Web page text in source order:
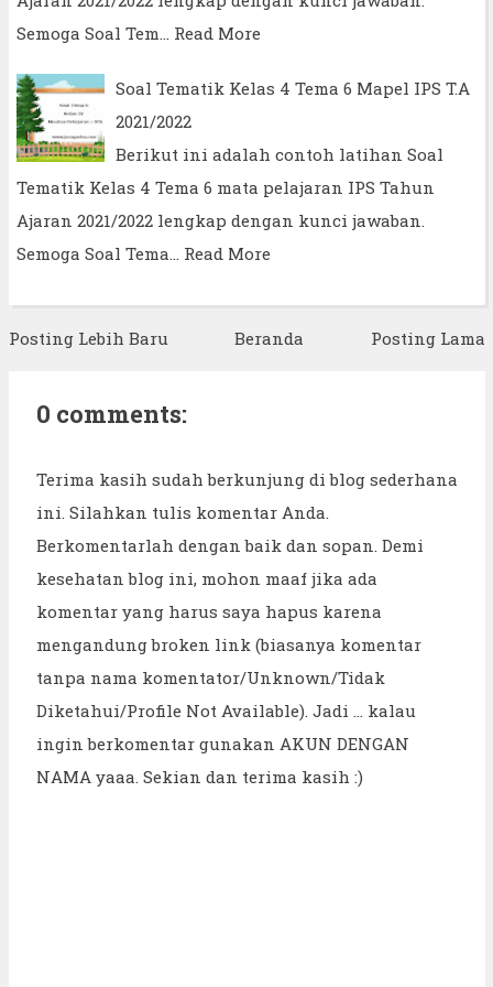
Semoga Soal Tem…
Read More
Soal Tematik Kelas 4 Tema 6 Mapel IPS T.A
2021/2022
Berikut ini adalah contoh latihan Soal
Tematik Kelas 4 Tema 6 mata pelajaran IPS Tahun
Ajaran 2021/2022 lengkap dengan kunci jawaban.
Semoga Soal Tema…
Read More
Posting Lebih Baru Posting Lama
Beranda
0 comments:
Terima kasih sudah berkunjung di blog sederhana
ini. Silahkan tulis komentar Anda.
Berkomentarlah dengan baik dan sopan. Demi
kesehatan blog ini, mohon maaf jika ada
komentar yang harus saya hapus karena
mengandung broken link (biasanya komentar
tanpa nama komentator/Unknown/Tidak
Diketahui/Profile Not Available). Jadi ... kalau
ingin berkomentar gunakan AKUN DENGAN
NAMA yaaa. Sekian dan terima kasih :)